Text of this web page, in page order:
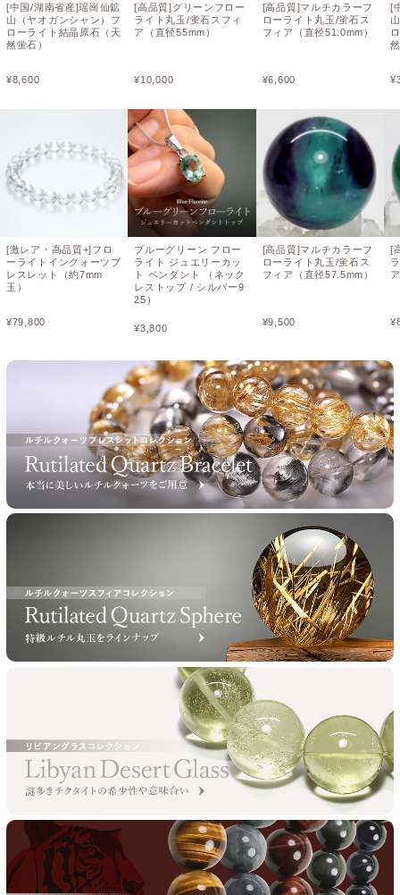
[中国/湖南省産]瑶崗仙鉱
山（ヤオガンシャン）フ
ローライト結晶原石（天
然蛍石）
¥8,600
[激レア・高品質+]フロ
ーライトインクォーツブ
レスレット（約7mm
玉）
¥79,800
[高品質]グリーンフロー
ライト丸玉/蛍石スフィ
ア（直径55mm）
¥10,000
ブルーグリーン フロー
ライト ジュエリーカッ
ト ペンダント （ネック
レストップ / シルバー9
25）
¥3,800
[高品質]マルチカラーフ
ローライト丸玉/蛍石ス
フィア（直径51.0mm）
¥6,600
[高品質]マルチカラーフ
ローライト丸玉/蛍石ス
フィア（直径57.5mm）
¥9,500
[
¥
[
¥